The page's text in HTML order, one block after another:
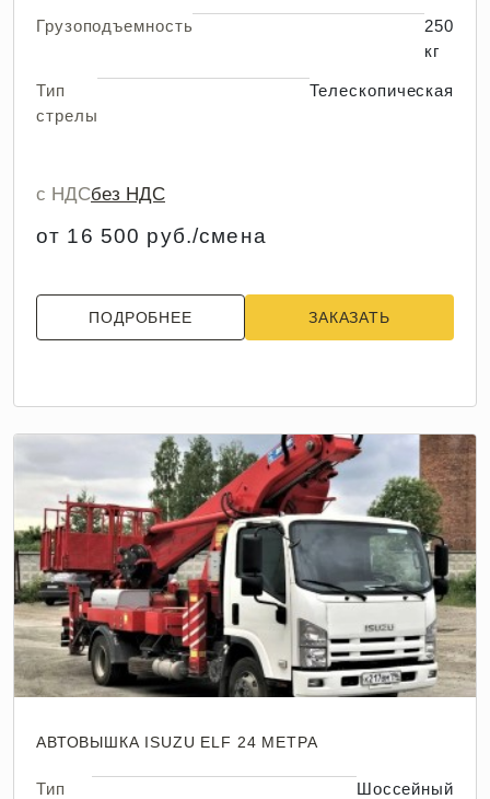
Грузоподъемность
250
кг
Тип
стрелы
Телескопическая
с НДСбез НДС
от 16 500 руб./смена
ПОДРОБНЕЕ ЗАКАЗАТЬ
АВТОВЫШКА ISUZU ELF 24 МЕТРА
Тип
Шоссейный